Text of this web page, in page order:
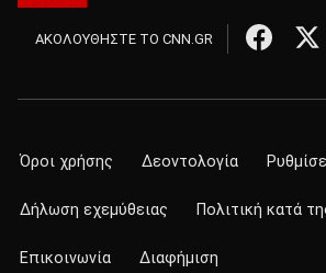
ΑΚΟΛΟΥΘΗΣΤΕ ΤΟ CNN.GR
Όροι χρήσης Δεοντολογία
Δήλωση εχεμύθειας Πολιτική κατά
Επικοινωνία Διαφήμιση